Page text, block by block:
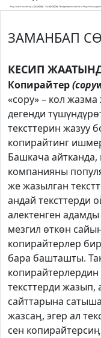
ЗАМАНБАП
КЕСИП
Копирайтер(
«copy» – кол жазма
дегенди
тексттерин жазуу
копирайтинг
Башкача
компанияны
же жазылган
андай тексттерди
алектенген
мезгил өткөн
копирайтерлер
бара башташты.
копирайтерлердин
тексттерди жазып,
сайттарына
жазсаӊ, эгер ал
сен